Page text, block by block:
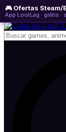
🎮 Ofertas Steam/
App LootLag · grátis ·
segunda-feira, 10
Newsletter